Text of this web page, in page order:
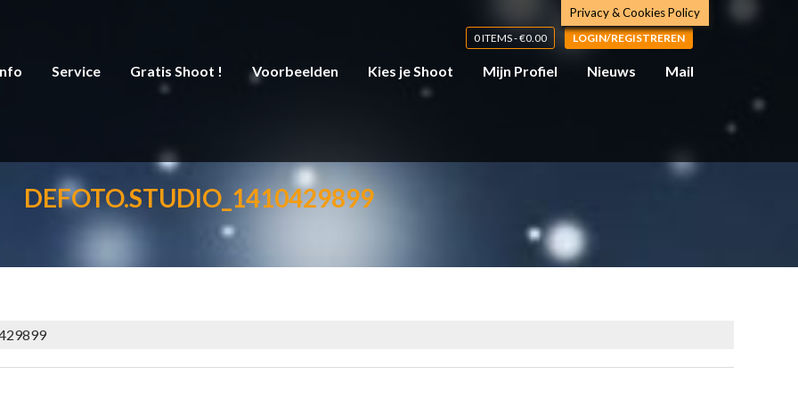
0 ITEMS -€0.00 LOGIN/REGISTREREN
Service Gratis Shoot ! Voorbeelden Kies je Shoot Mijn Profiel Nieuws Mail
DEFOTO.STUDIO_1410429899
Privacy & Cookies Policy